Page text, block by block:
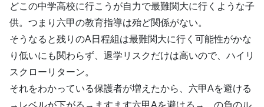
どこの中学高校に行こうが自力で最難関大に行くような子
供。つまり六甲の教育指導は殆ど関係がない。
そうなると残りのA日程組は最難関大に行く可能性がかな
り低いにも関わらず、退学リスクだけは高いので、ハイリ
スクローリターン。
それをわかっている保護者が増えたから、六甲Aを避ける
→レベルが下がる→ますます六甲Aを避ける→…の負のル